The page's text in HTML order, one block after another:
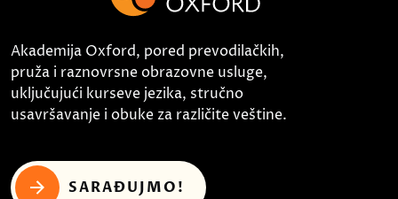
Akademija Oxford, pored prevodilačkih,
pruža i raznovrsne obrazovne usluge,
uključujući kurseve jezika, stručno
usavršavanje i obuke za različite veštine.
SARAĐUJMO!